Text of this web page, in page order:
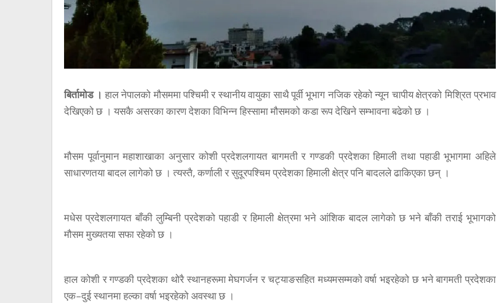
बिर्तामोड । हाल नेपालको मौसममा पश्चिमी र स्थानीय वायुका साथै पूर्वी भूभाग नजिक रहेको न्यून चापीय क्षेत्रको मिश्रित प्रभाव
देखिएको छ । यसकै असरका कारण देशका विभिन्न हिस्सामा मौसमको कडा रूप देखिने सम्भावना बढेको छ ।
मौसम पूर्वानुमान महाशाखाका अनुसार कोशी प्रदेशलगायत बागमती र गण्डकी प्रदेशका हिमाली तथा पहाडी भूभागमा अहिले
साधारणतया बादल लागेको छ । त्यस्तै, कर्णाली र सुदूरपश्चिम प्रदेशका हिमाली क्षेत्र पनि बादलले ढाकिएका छन् ।
मधेस प्रदेशलगायत बाँकी लुम्बिनी प्रदेशको पहाडी र हिमाली क्षेत्रमा भने आंशिक बादल लागेको छ भने बाँकी तराई भूभागको
मौसम मुख्यतया सफा रहेको छ ।
हाल कोशी र गण्डकी प्रदेशका थोरै स्थानहरूमा मेघगर्जन र चट्याङसहित मध्यमसम्मको वर्षा भइरहेको छ भने बागमती प्रदेशका
एक–दुई स्थानमा हल्का वर्षा भइरहेको अवस्था छ ।